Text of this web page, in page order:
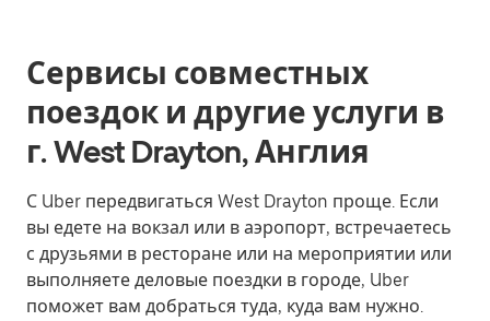
Сервисы совместных
поездок и другие услуги в
г. West Drayton, Англия
С Uber передвигаться West Drayton проще. Если
вы едете на вокзал или в аэропорт, встречаетесь
с друзьями в ресторане или на мероприятии или
выполняете деловые поездки в городе, Uber
поможет вам добраться туда, куда вам нужно.